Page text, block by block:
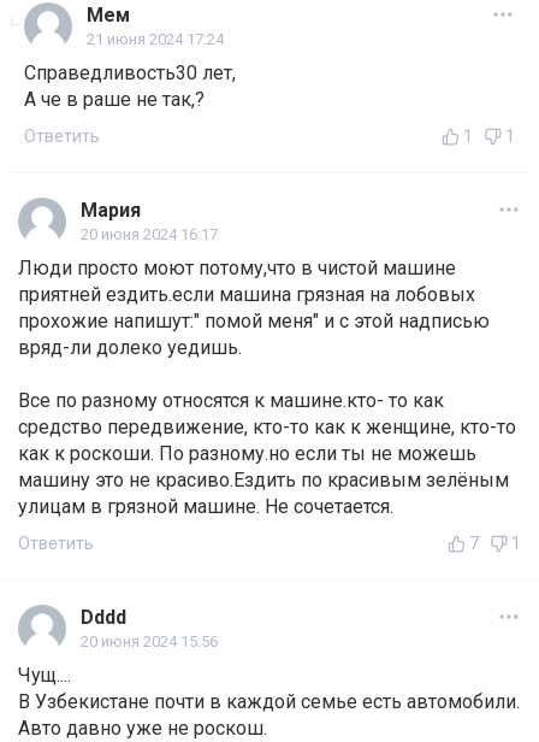
Мем
21 июня 2024 17:24
Справедливость30 лет,
А че в раше не так,?
Ответить 1 1
Мария
20 июня 2024 16:17
Люди просто моют потому,что в чистой машине
приятней ездить.если машина грязная на лобовых
прохожие напишут:" помой меня" и с этой надписью
вряд-ли долеко уедишь.
Все по разному относятся к машине.кто- то как
средство передвижение, кто-то как к женщине, кто-то
как к роскоши. По разному.но если ты не можешь
машину это не красиво.Ездить по красивым зелёным
улицам в грязной машине. Не сочетается.
Ответить 7 1
Dddd
20 июня 2024 15:56
Чущ....
В Узбекистане почти в каждой семье есть автомобили.
Авто давно уже не роскош.